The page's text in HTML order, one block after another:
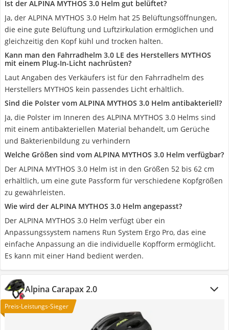
Ist der ALPINA MYTHOS 3.0 Helm gut belüftet?
Ja, der ALPINA MYTHOS 3.0 Helm hat 25 Belüftungsöffnungen,
die eine gute Belüftung und Luftzirkulation ermöglichen und
gleichzeitig den Kopf kühl und trocken halten.
Kann man den Fahrradhelm 3.0 LE des Herstellers MYTHOS
mit einem Plug-In-Licht nachrüsten?
Laut Angaben des Verkäufers ist für den Fahrradhelm des
Herstellers MYTHOS kein passendes Licht erhältlich.
Sind die Polster vom ALPINA MYTHOS 3.0 Helm antibakteriell?
Ja, die Polster im Inneren des ALPINA MYTHOS 3.0 Helms sind
mit einem antibakteriellen Material behandelt, um Gerüche
und Bakterienbildung zu verhindern
Welche Größen sind vom ALPINA MYTHOS 3.0 Helm verfügbar?
Der ALPINA MYTHOS 3.0 Helm ist in den Größen 52 bis 62 cm
erhältlich, um eine gute Passform für verschiedene Kopfgrößen
zu gewährleisten.
Wie wird der ALPINA MYTHOS 3.0 Helm angepasst?
Der ALPINA MYTHOS 3.0 Helm verfügt über ein
Anpassungssystem namens Run System Ergo Pro, das eine
einfache Anpassung an die individuelle Kopfform ermöglicht.
Es kann mit einer Hand bedient werden.
Alpina Carapax 2.0
Preis-Leistungs-Sieger